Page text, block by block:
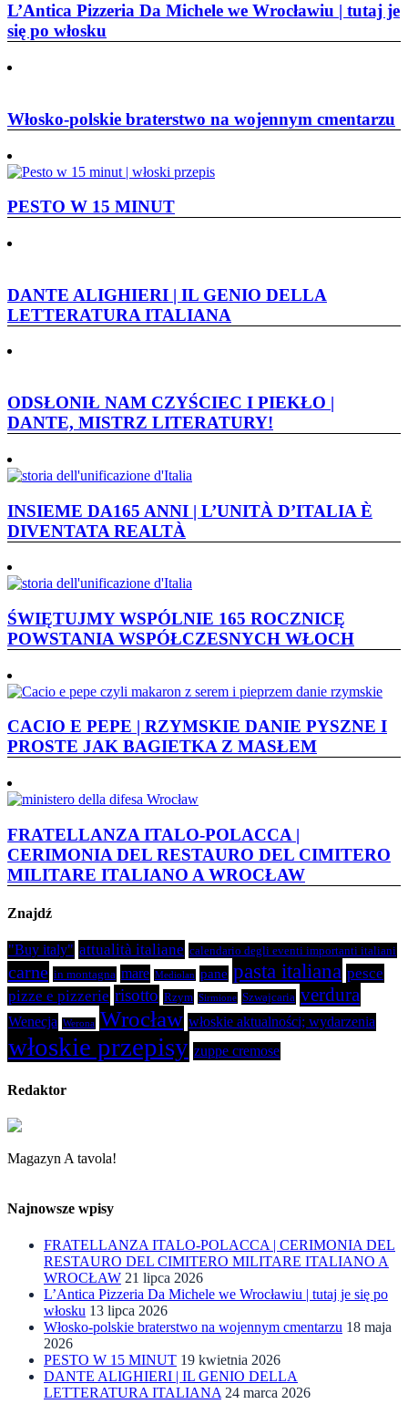
L’Antica Pizzeria Da Michele we Wrocławiu | tutaj je
się po włosku
Włosko-polskie braterstwo na wojennym cmentarzu
PESTO W 15 MINUT
DANTE ALIGHIERI | IL GENIO DELLA
LETTERATURA ITALIANA
ODSŁONIŁ NAM CZYŚCIEC I PIEKŁO |
DANTE, MISTRZ LITERATURY!
INSIEME DA165 ANNI | L’UNITÀ D’ITALIA È
DIVENTATA REALTÀ
ŚWIĘTUJMY WSPÓLNIE 165 ROCZNICĘ
POWSTANIA WSPÓŁCZESNYCH WŁOCH
CACIO E PEPE | RZYMSKIE DANIE PYSZNE I
PROSTE JAK BAGIETKA Z MASŁEM
FRATELLANZA ITALO-POLACCA |
CERIMONIA DEL RESTAURO DEL CIMITERO
MILITARE ITALIANO A WROCŁAW
Znajdź
"Buy italy" attualità italiane calendario degli eventi importanti italiani
carne in montagna mare Mediolan pane pasta italiana pesce
pizze e pizzerie risotto Rzym Sirmione Szwajcaria verdura
Wenecja Werona Wrocław włoskie aktualności; wydarzenia
włoskie przepisy zuppe cremose
Redaktor
Magazyn A tavola!
Najnowsze wpisy
FRATELLANZA ITALO-POLACCA | CERIMONIA DEL
RESTAURO DEL CIMITERO MILITARE ITALIANO A
WROCŁAW 21 lipca 2026
L’Antica Pizzeria Da Michele we Wrocławiu | tutaj je się po
włosku 13 lipca 2026
Włosko-polskie braterstwo na wojennym cmentarzu 18 maja
2026
PESTO W 15 MINUT 19 kwietnia 2026
DANTE ALIGHIERI | IL GENIO DELLA
LETTERATURA ITALIANA 24 marca 2026